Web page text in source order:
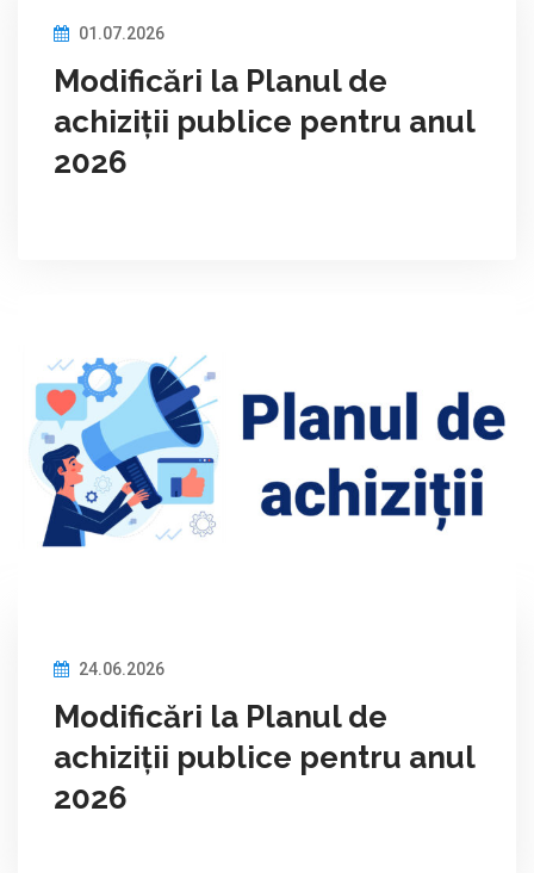
01.07.2026
Modificări la Planul de
achiziții publice pentru anul
2026
24.06.2026
Modificări la Planul de
achiziții publice pentru anul
2026